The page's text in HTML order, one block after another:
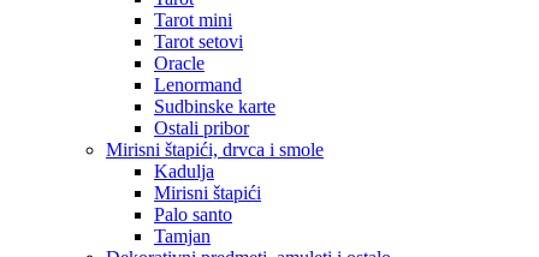
Tarot mini
Tarot setovi
Oracle
Lenormand
Sudbinske karte
Ostali pribor
Mirisni štapići, drvca i smole
Kadulja
Mirisni štapići
Palo santo
Tamjan